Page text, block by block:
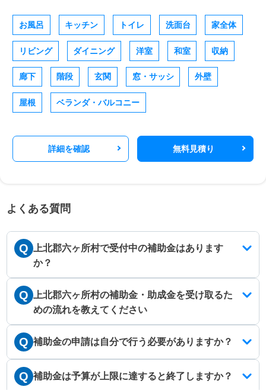
お風呂 キッチン トイレ 洗面台 家全体
リビング ダイニング 洋室 和室 収納
廊下 階段 玄関 窓・サッシ 外壁
屋根 ベランダ・バルコニー
詳細を確認 無料見積り
よくある質問
Q 上北郡六ヶ所村で受付中の補助金はあります
か？
Q 上北郡六ヶ所村の補助金・助成金を受け取るた
めの流れを教えてください
Q 補助金の申請は自分で行う必要がありますか？
Q 補助金は予算が上限に達すると終了しますか？